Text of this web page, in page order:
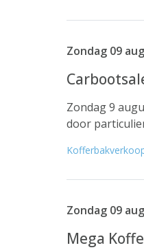
Zondag 09
Zondag 9
door
Zondag 09
Mega